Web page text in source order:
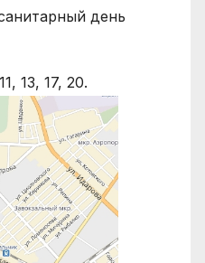
день
13, 17, 20.